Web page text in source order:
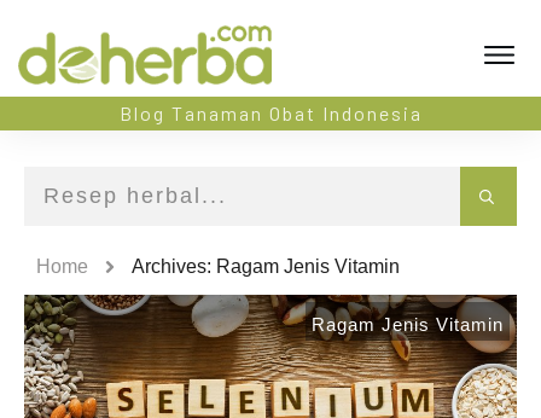
Blog Tanaman Obat Indonesia
Home Archives: Ragam Jenis Vitamin
Ragam Jenis Vitamin